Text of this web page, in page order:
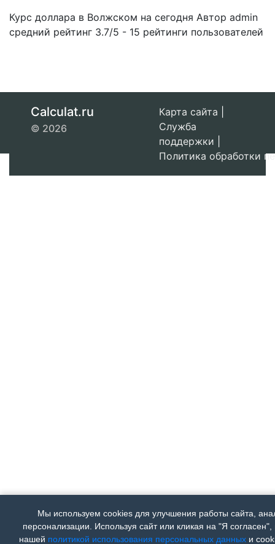
Курс доллара в Волжском на сегодня Автор admin
средний рейтинг 3.7/5 - 15 рейтинги пользователей
Calculat.ru
© 2026
Карта сайта
Служба
поддержки
Политика обработки
Мы используем cookies для улучшения работы сайта,
персонализации. Используя сайт или кликая на "Я
нашей политикой использования персональных данныхи